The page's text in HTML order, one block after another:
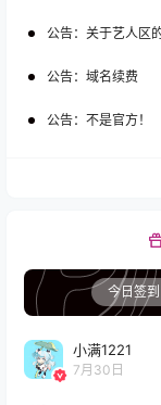
公告： 关于艺人区
公告： 域名续费
公告： 不是官方！
今日签到
小满1221
7月30日